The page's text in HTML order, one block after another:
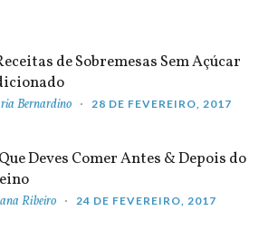
de Sobremesas Sem Açúcar
Bernardino 28 DE FEVEREIRO, 2017
Deves Comer Antes & Depois do
Ribeiro 24 DE FEVEREIRO, 2017